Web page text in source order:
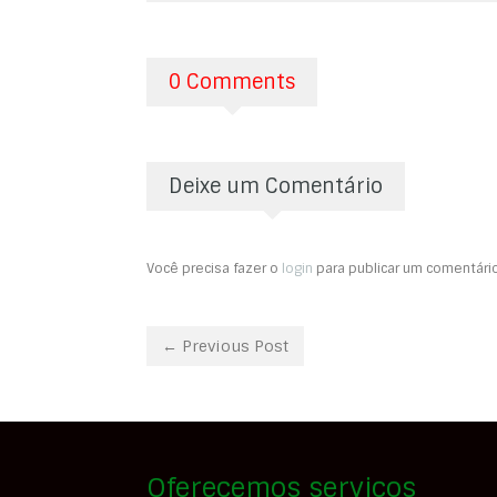
0 Comments
Deixe um Comentário
Você precisa fazer o login para publicar um
← Previous Post
Oferecemos serviços